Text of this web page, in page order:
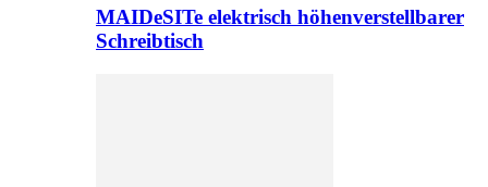
MAIDeSITe elektrisch höhenverstellbarer
Schreibtisch